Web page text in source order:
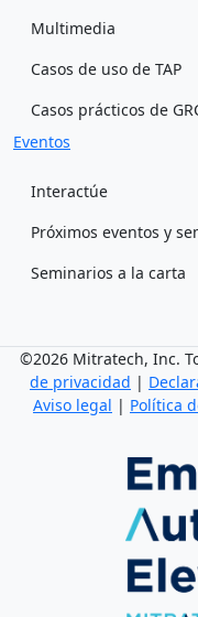
Multimedia
Casos de uso de TAP
Casos prácticos de
Eventos
Interactúe
Próximos eventos y
Seminarios a la carta
©2026 Mitratech, Inc.
de privacidad |
Aviso legal | Política